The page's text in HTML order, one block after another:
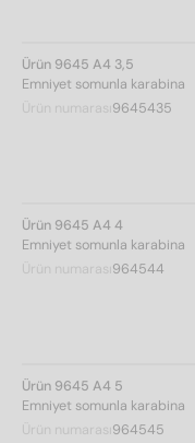
Ürün 9645 A4 3,5
Emniyet somunla karabina
Ürün numarası 9645435
Ürün 9645 A4 4
Emniyet somunla karabina
Ürün numarası 964544
Ürün 9645 A4 5
Emniyet somunla karabina
Ürün numarası 964545